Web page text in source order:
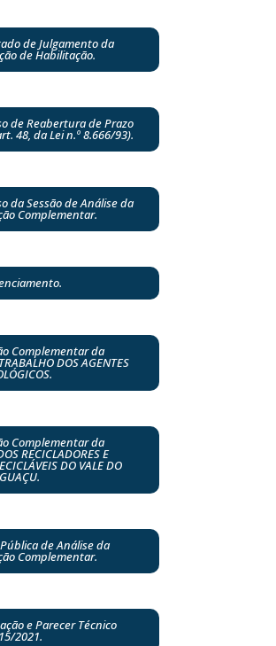
de Julgamento da
de Habilitação.
de Reabertura de Prazo
48, da Lei n.º 8.666/93).
da Sessão de Análise da
Complementar.
Complementar da
DOS AGENTES
Complementar da
RECICLADORES E
DO VALE DO
de Análise da
Complementar.
e Parecer Técnico
2021.